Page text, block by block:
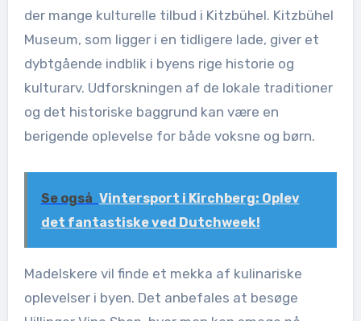
der mange kulturelle tilbud i Kitzbühel. Kitzbühel
Museum, som ligger i en tidligere lade, giver et
dybtgående indblik i byens rige historie og
kulturarv. Udforskningen af de lokale traditioner
og det historiske baggrund kan være en
berigende oplevelse for både voksne og børn.
Se også Vintersport i Kirchberg: Oplev
det fantastiske ved Dutchweek!
Madelskere vil finde et mekka af kulinariske
oplevelser i byen. Det anbefales at besøge